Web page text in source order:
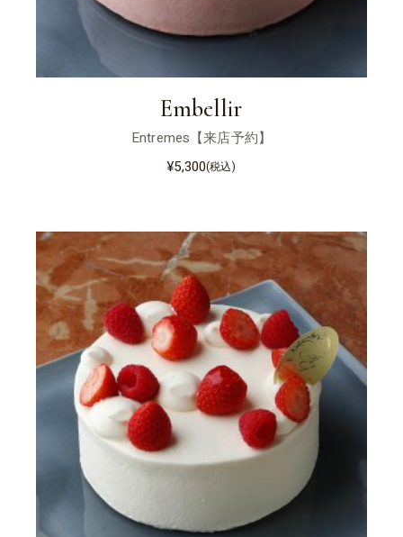
Embellir
Entremes【来店予約】
¥5,300(税込)